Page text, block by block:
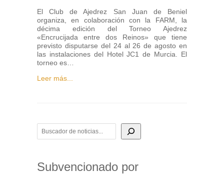
El Club de Ajedrez San Juan de Beniel
organiza, en colaboración con la FARM, la
décima edición del Torneo Ajedrez
«Encrucijada entre dos Reinos» que tiene
previsto disputarse del 24 al 26 de agosto en
las instalaciones del Hotel JC1 de Murcia. El
torneo es…
Leer más...
BUSCADOR DE NOTICIAS
Subvencionado por